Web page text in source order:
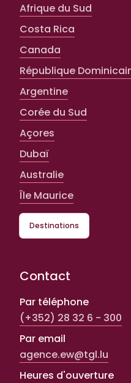
Afrique du Sud
Costa Rica
Canada
République
Argentine
Corée du Sud
Açores
Dubaï
Australie
Île Maurice
Destinations
Contact
Par téléphone
(+352) 28 32 6 - 300
Par email
agence.ew@tgl.lu
Heures d'ouverture